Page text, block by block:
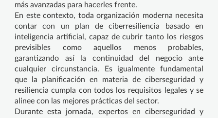
más avanzadas para hacerles frente.
En este contexto, toda organización moderna necesita
contar con un plan de ciberresiliencia basado en
inteligencia artificial, capaz de cubrir tanto los riesgos
previsibles como aquellos menos probables,
garantizando así la continuidad del negocio ante
cualquier circunstancia. Es igualmente fundamental
que la planificación en materia de ciberseguridad y
resiliencia cumpla con todos los requisitos legales y se
alinee con las mejores prácticas del sector.
Durante esta jornada, expertos en ciberseguridad y